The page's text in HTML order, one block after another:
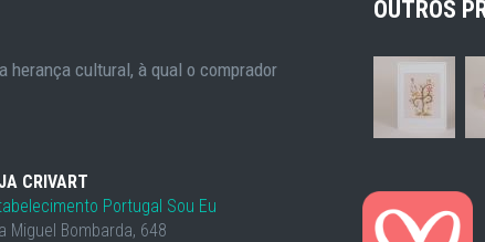
herança cultural, à qual o comprador
CRIVART
Portugal Sou Eu
Miguel Bombarda, 648
OUTROS